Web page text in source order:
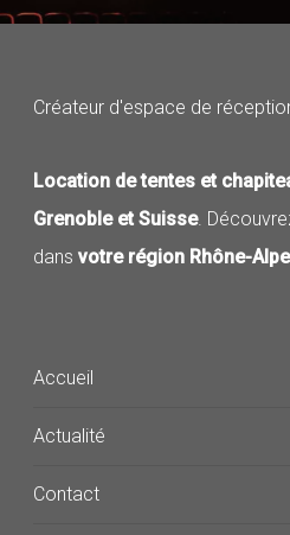
Créateur d'espace de
Location de tentes et
Grenoble et Suisse.
dans votre région Rhône-
Accueil
Actualité
Contact